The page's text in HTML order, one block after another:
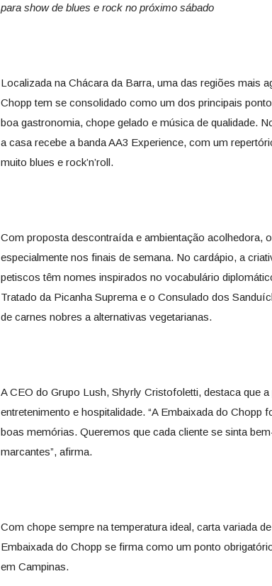
para show de blues e rock no próximo sábado
Localizada na Chácara da Barra, uma das regiões mais
Chopp tem se consolidado como um dos principais
boa gastronomia, chope gelado e música de qualidade.
a casa recebe a banda AA3 Experience, com um
muito blues e rock’n’roll.
Com proposta descontraída e ambientação acolhedora,
especialmente nos finais de semana. No cardápio, a
petiscos têm nomes inspirados no vocabulário
Tratado da Picanha Suprema e o Consulado dos
de carnes nobres a alternativas vegetarianas.
A CEO do Grupo Lush, Shyrly Cristofoletti, destaca que
entretenimento e hospitalidade. “A Embaixada do Chopp
boas memórias. Queremos que cada cliente se sinta
marcantes”, afirma.
Com chope sempre na temperatura ideal, carta variada
Embaixada do Chopp se firma como um ponto
em Campinas.